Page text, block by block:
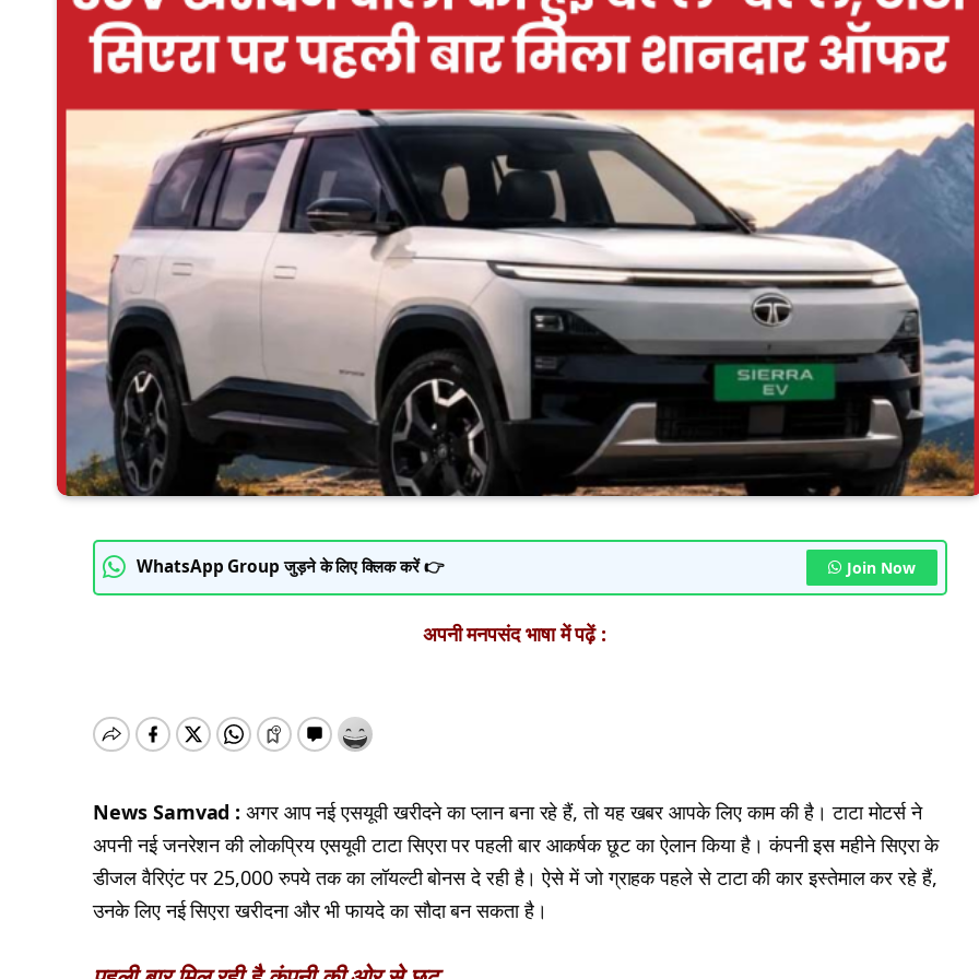
WhatsApp Group जुड़ने के लिए क्लिक करें 👉 Join Now
अपनी मनपसंद भाषा में पढ़ें :
News Samvad : अगर आप नई एसयूवी खरीदने का प्लान बना रहे हैं, तो यह खबर आपके लिए काम की है। टाटा मोटर्स ने
अपनी नई जनरेशन की लोकप्रिय एसयूवी टाटा सिएरा पर पहली बार आकर्षक छूट का ऐलान किया है। कंपनी इस महीने सिएरा के
डीजल वैरिएंट पर 25,000 रुपये तक का लॉयल्टी बोनस दे रही है। ऐसे में जो ग्राहक पहले से टाटा की कार इस्तेमाल कर रहे हैं,
उनके लिए नई सिएरा खरीदना और भी फायदे का सौदा बन सकता है।